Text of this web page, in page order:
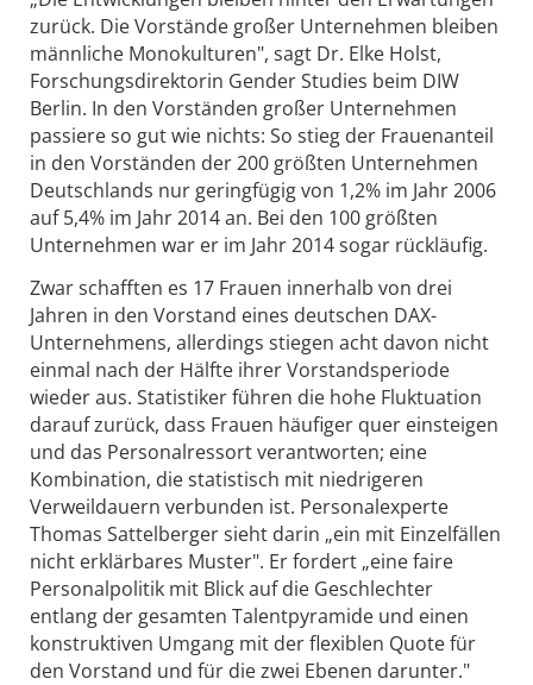
zurück. Die Vorstände großer Unternehmen bleiben
männliche Monokulturen", sagt Dr. Elke Holst,
Forschungsdirektorin Gender Studies beim DIW
Berlin. In den Vorständen großer Unternehmen
passiere so gut wie nichts: So stieg der Frauenanteil
in den Vorständen der 200 größten Unternehmen
Deutschlands nur geringfügig von 1,2% im Jahr 2006
auf 5,4% im Jahr 2014 an. Bei den 100 größten
Unternehmen war er im Jahr 2014 sogar rückläufig.
Zwar schafften es 17 Frauen innerhalb von drei
Jahren in den Vorstand eines deutschen DAX-
Unternehmens, allerdings stiegen acht davon nicht
einmal nach der Hälfte ihrer Vorstandsperiode
wieder aus. Statistiker führen die hohe Fluktuation
darauf zurück, dass Frauen häufiger quer einsteigen
und das Personalressort verantworten; eine
Kombination, die statistisch mit niedrigeren
Verweildauern verbunden ist. Personalexperte
Thomas Sattelberger sieht darin „ein mit Einzelfällen
nicht erklärbares Muster". Er fordert „eine faire
Personalpolitik mit Blick auf die Geschlechter
entlang der gesamten Talentpyramide und einen
konstruktiven Umgang mit der flexiblen Quote für
den Vorstand und für die zwei Ebenen darunter."